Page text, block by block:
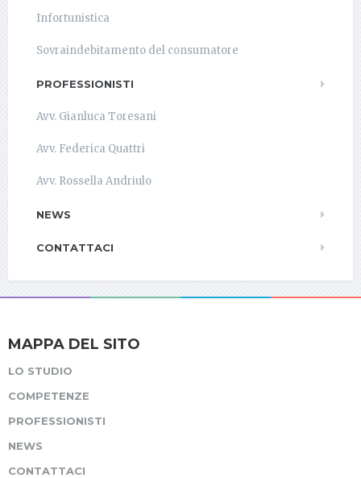
Infortunistica
Sovraindebitamento del consumatore
PROFESSIONISTI
Avv. Gianluca Toresani
Avv. Federica Quattri
Avv. Rossella Andriulo
NEWS
CONTATTACI
MAPPA DEL SITO
LO STUDIO
COMPETENZE
PROFESSIONISTI
NEWS
CONTATTACI